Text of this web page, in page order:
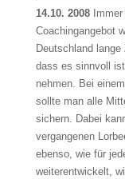
14.10. 2008Immer
Coachingangebot
Deutschland
dass es sinnvoll
nehmen. Bei
sollte man alle
sichern. Dabei
vergangenen
ebenso, wie für
weiterentwickelt,